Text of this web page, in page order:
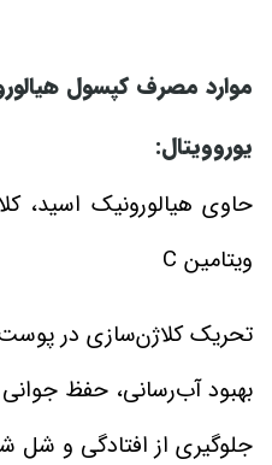
موارد مصرف کپسول
یوروویتال:
حاوی هیالورونیک ‌اسید،
ویتامین C
تحریک کلاژن‌‌سازی در
بهبود آب‌رسانی، حفظ
جلوگیری از افتادگی و